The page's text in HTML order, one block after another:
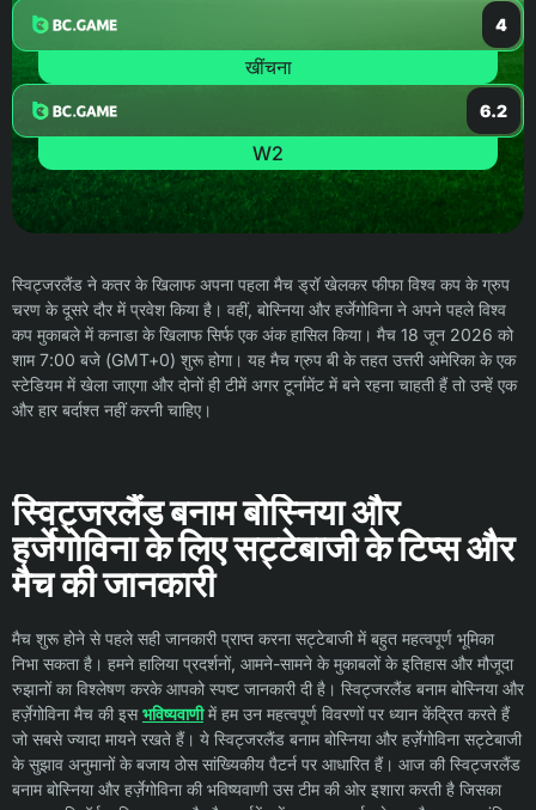
4
खींचना
6.2
W2
स्विट्जरलैंड ने कतर के खिलाफ अपना पहला मैच ड्रॉ खेलकर फीफा विश्व कप के ग्रुप
चरण के दूसरे दौर में प्रवेश किया है। वहीं, बोस्निया और हर्जेगोविना ने अपने पहले विश्व
कप मुकाबले में कनाडा के खिलाफ सिर्फ एक अंक हासिल किया। मैच 18 जून 2026 को
शाम 7:00 बजे (GMT+0) शुरू होगा। यह मैच ग्रुप बी के तहत उत्तरी अमेरिका के एक
स्टेडियम में खेला जाएगा और दोनों ही टीमें अगर टूर्नामेंट में बने रहना चाहती हैं तो उन्हें एक
और हार बर्दाश्त नहीं करनी चाहिए।
स्विट्जरलैंड बनाम बोस्निया और
हर्जेगोविना के लिए सट्टेबाजी के टिप्स और
मैच की जानकारी
मैच शुरू होने से पहले सही जानकारी प्राप्त करना सट्टेबाजी में बहुत महत्वपूर्ण भूमिका
निभा सकता है। हमने हालिया प्रदर्शनों, आमने-सामने के मुकाबलों के इतिहास और मौजूदा
रुझानों का विश्लेषण करके आपको स्पष्ट जानकारी दी है। स्विट्जरलैंड बनाम बोस्निया और
हर्ज़ेगोविना मैच की इसभविष्यवाणीमें हम उन महत्वपूर्ण विवरणों पर ध्यान केंद्रित करते हैं
जो सबसे ज्यादा मायने रखते हैं। ये स्विट्जरलैंड बनाम बोस्निया और हर्ज़ेगोविना सट्टेबाजी
के सुझाव अनुमानों के बजाय ठोस सांख्यिकीय पैटर्न पर आधारित हैं। आज की स्विट्जरलैंड
बनाम बोस्निया और हर्ज़ेगोविना की भविष्यवाणी उस टीम की ओर इशारा करती है जिसका